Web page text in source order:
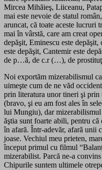
Mircea Mihăieş, Liiceanu,
mai este nevoie de statul
aruncat, că toate aceste lucruri
mai în vârstă, care am creat
depăşit, Eminescu este
este depăşit, Cantemir este
de p…ă, de c.r (…), de
Noi exportăm mizerabilismul
uimeşte cum de ne văd
prin literatura unor tineri şi prin
(bravo, şi eu am fost ales în
lui Mungiu), dar
ăştia sunt foarte abili, pentru că
în afară. Într-adevăr, afară unii
joase. Vechiul meu prieten,
început primul cu filmul
mizerabilist. Parcă ne-a
Chipurile suntem ultimele